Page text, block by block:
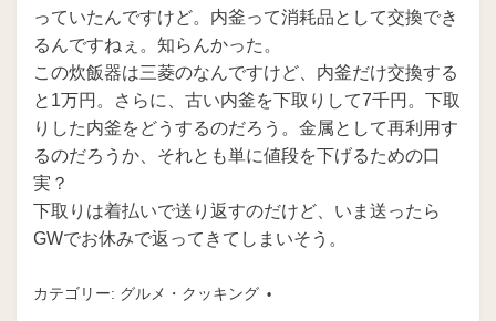
っていたんですけど。内釜って消耗品として交換でき
るんですねぇ。知らんかった。
この炊飯器は三菱のなんですけど、内釜だけ交換する
と1万円。さらに、古い内釜を下取りして7千円。下取
りした内釜をどうするのだろう。金属として再利用す
るのだろうか、それとも単に値段を下げるための口
実？
下取りは着払いで送り返すのだけど、いま送ったら
GWでお休みで返ってきてしまいそう。
カテゴリー: グルメ・クッキング